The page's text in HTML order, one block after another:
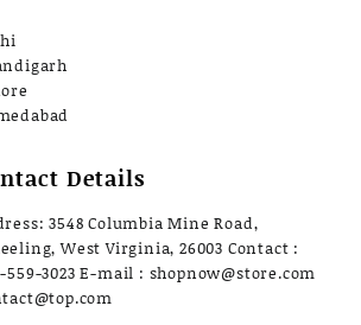
Details
3548 Columbia Mine Road,
West Virginia, 26003 Contact :
559-3023 E-mail : shopnow@store.com